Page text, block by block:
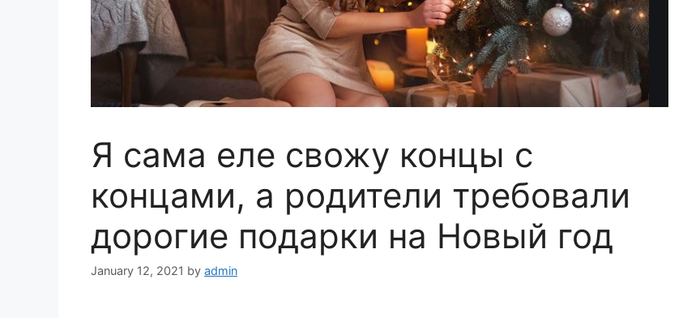
Я сама еле свожу концы с
концами, а родители требовали
дорогие подарки на Новый год
January 12, 2021 by admin